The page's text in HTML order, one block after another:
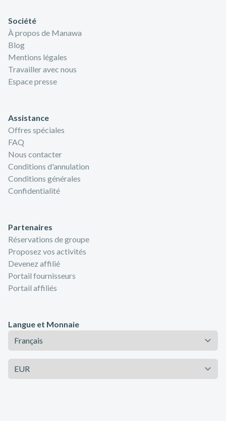
Société
À propos de Manawa
Blog
Mentions légales
Travailler avec nous
Espace presse
Assistance
Offres spéciales
FAQ
Nous contacter
Conditions d'annulation
Conditions générales
Confidentialité
Partenaires
Réservations de groupe
Proposez vos activités
Devenez affilié
Portail fournisseurs
Portail affiliés
Langue et Monnaie